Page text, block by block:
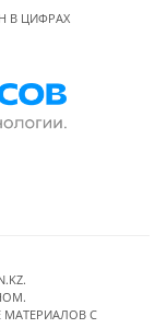
В ЦИФРАХ
C